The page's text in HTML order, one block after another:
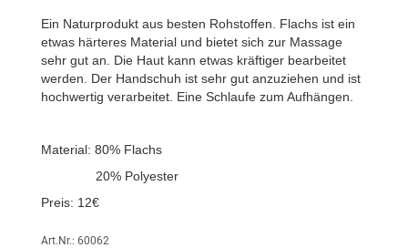
Ein Naturprodukt aus besten Rohstoffen. Flachs ist ein
etwas härteres Material und bietet sich zur Massage
sehr gut an. Die Haut kann etwas kräftiger bearbeitet
werden. Der Handschuh ist sehr gut anzuziehen und ist
hochwertig verarbeitet. Eine Schlaufe zum Aufhängen.
Material: 80% Flachs
20% Polyester
Preis: 12€
Art.Nr.: 60062